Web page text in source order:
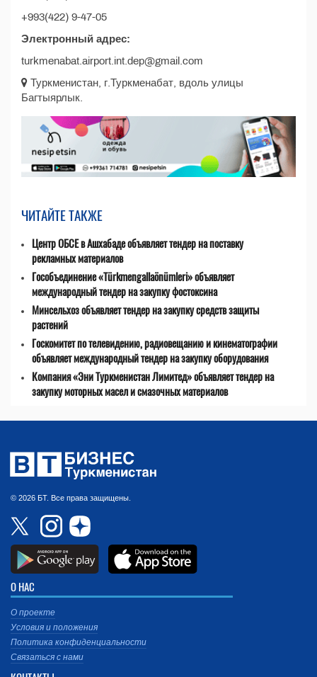
+993(422) 9-47-05
Электронный адрес:
turkmenabat.airport.int.dep@gmail.com
Туркменистан, г.Туркменабат, вдоль улицы
Багтыярлык.
ЧИТАЙТЕ ТАКЖЕ
Центр ОБСЕ в Ашхабаде объявляет тендер на поставку
рекламных материалов
Гособъединение «Türkmengallaönümleri» объявляет
международный тендер на закупку фостоксина
Минсельхоз объявляет тендер на закупку средств защиты
растений
Госкомитет по телевидению, радиовещанию и кинематографии
объявляет международный тендер на закупку оборудования
Компания «Эни Туркменистан Лимитед» объявляет тендер на
закупку моторных масел и смазочных материалов
© 2026 БТ. Все права защищены.
О НАС
О проекте
Условия и положения
Политика конфиденциальности
Связаться с нами